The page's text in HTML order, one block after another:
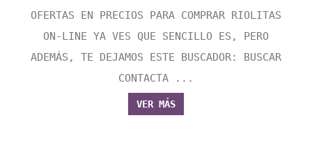
OFERTAS EN PRECIOS PARA COMPRAR RIOLITAS
ON-LINE YA VES QUE SENCILLO ES, PERO
ADEMÁS, TE DEJAMOS ESTE BUSCADOR: BUSCAR
CONTACTA ...
VER MÁS